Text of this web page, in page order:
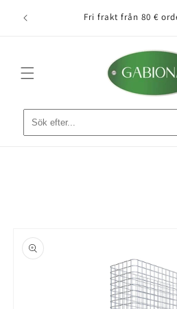
till
🚚 Fri frakt från 80 €